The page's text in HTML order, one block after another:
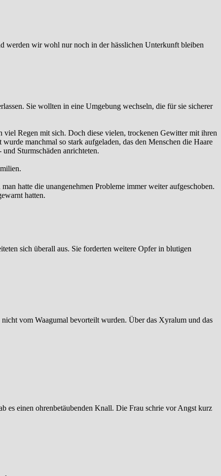
werden wir wohl nur noch in der hässlichen Unterkunft bleiben
Sie wollten in eine Umgebung wechseln, die für sie sicherer
Regen mit sich. Doch diese vielen, trockenen Gewitter mit ihren
manchmal so stark aufgeladen, das den Menschen die Haare
Sturmschäden anrichteten.
hatte die unangenehmen Probleme immer weiter aufgeschoben.
hatten.
sich überall aus. Sie forderten weitere Opfer in blutigen
vom Waagumal bevorteilt wurden. Über das Xyralum und das
es einen ohrenbetäubenden Knall. Die Frau schrie vor Angst kurz